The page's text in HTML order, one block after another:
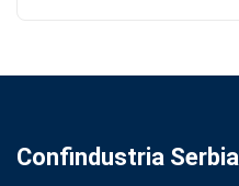
Confindustria Serbia